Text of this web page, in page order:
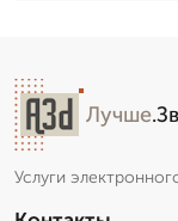
Лучше
Услуги